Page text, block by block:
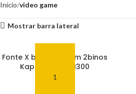
Início video game
Mostrar barra lateral
Fonte X box X360 Slim 2binos
Kapbom KAP-H300